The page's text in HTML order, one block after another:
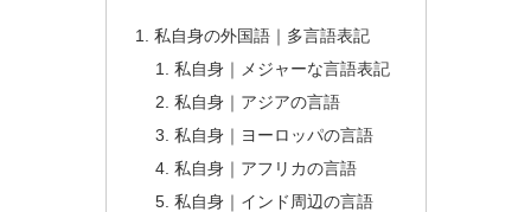
私自身の外国語｜多言語表記
私自身｜メジャーな言語表記
私自身｜アジアの言語
私自身｜ヨーロッパの言語
私自身｜アフリカの言語
私自身｜インド周辺の言語